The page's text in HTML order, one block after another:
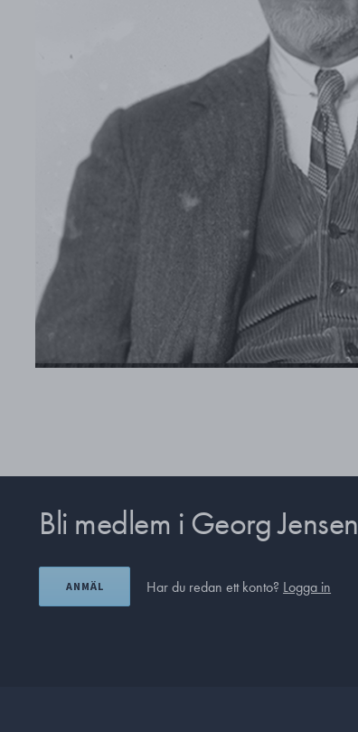
Bli medlem i Georg Jensen
ANMÄL Har du redan ett konto? Logga in